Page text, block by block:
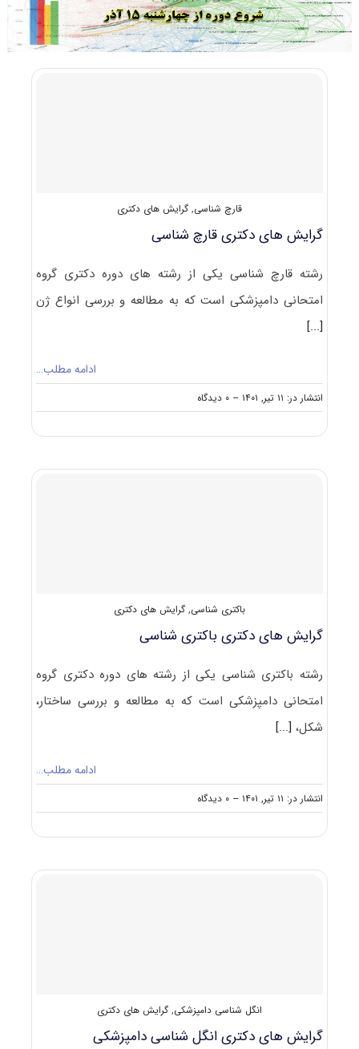
قارچ شناسی, گرایش های دکتری
گرایش های دکتری قارچ شناسی
رشته قارچ شناسی یکی از رشته های دوره دکتری گروه
امتحانی دامپزشکی است که به مطالعه و بررسی انواع ژن
[...]
ادامه مطلب…
انتشار در: ۱۱ تیر, ۱۴۰۱ -- ۰ دیدگاه
on
گرایش
شناسی
باکتری شناسی, گرایش های دکتری
گرایش های دکتری باکتری شناسی
رشته باکتری شناسی یکی از رشته های دوره دکتری گروه
امتحانی دامپزشکی است که به مطالعه و بررسی ساختار،
شکل،[...]
ادامه مطلب…
انتشار در: ۱۱ تیر, ۱۴۰۱ -- ۰ دیدگاه
on
گرایش
شناسی
انگل شناسی دامپزشکی, گرایش های دکتری
گرایش های دکتری انگل شناسی دامپزشکی